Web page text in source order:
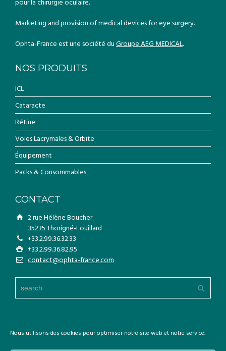
Nous utilisons des cookies pour optimiser notre site web et notre service.
Marketing and provision of medical devices for eye surgery.
Ophta-France est une société duGroupe AEG MEDICAL.
NOS PRODUITS
ICL
Cataracte
Rétine
Voies Lacrymales & Orbite
Équipement
Packs & Consommables
CONTACT
2 rue Hélène Boucher
35235 Thorigné-Fouillard
+33.2.99.36.32.33
+33.2.99.36.82.95
contact@ophta-france.com